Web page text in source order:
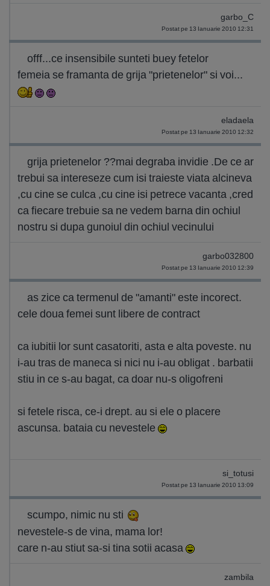
garbo_C
Postat pe 13 Ianuarie 2010 12:31
offf...ce insensibile sunteti buey fetelor
femeia se framanta de grija "prietenelor" si voi...
eladaela
Postat pe 13 Ianuarie 2010 12:32
grija prietenelor ??mai degraba invidie .De ce ar
trebui sa intereseze cum isi traieste viata alcineva
,cu cine se culca ,cu cine isi petrece vacanta ,cred
ca fiecare trebuie sa ne vedem barna din ochiul
nostru si dupa gunoiul din ochiul vecinului
garbo032800
Postat pe 13 Ianuarie 2010 12:39
as zice ca termenul de "amanti" este incorect.
cele doua femei sunt libere de contract
ca iubitii lor sunt casatoriti, asta e alta poveste. nu
i-au tras de maneca si nici nu i-au obligat . barbatii
stiu in ce s-au bagat, ca doar nu-s oligofreni
si fetele risca, ce-i drept. au si ele o placere
ascunsa. bataia cu nevestele
si_totusi
Postat pe 13 Ianuarie 2010 13:09
scumpo, nimic nu sti
nevestele-s de vina, mama lor!
care n-au stiut sa-si tina sotii acasa
zambila